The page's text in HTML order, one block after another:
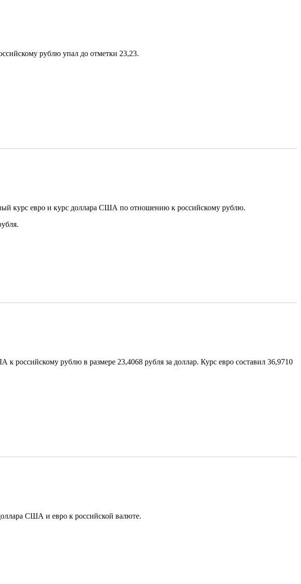
рублю упал до отметки 23,23.
курс евро и курс доллара США по отношению к российскому рублю.
российскому рублю в размере 23,4068 рубля за доллар. Курс евро составил 36,9710
США и евро к российской валюте.